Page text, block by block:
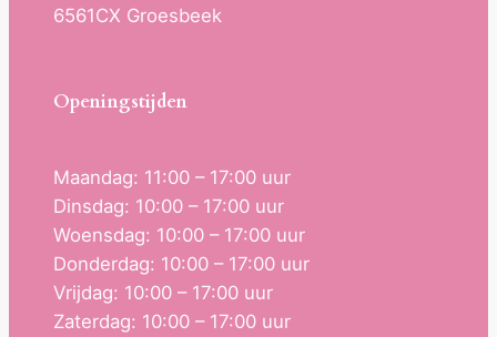
6561CX Groesbeek
Openingstijden
Maandag: 11:00 – 17:00 uur
Dinsdag: 10:00 – 17:00 uur
Woensdag: 10:00 – 17:00 uur
Donderdag: 10:00 – 17:00 uur
Vrijdag: 10:00 – 17:00 uur
Zaterdag: 10:00 – 17:00 uur